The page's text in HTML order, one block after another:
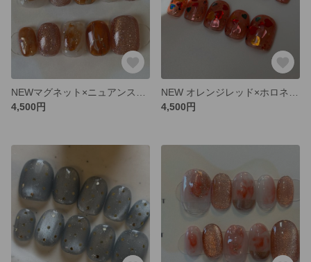
4,500円
4,500円